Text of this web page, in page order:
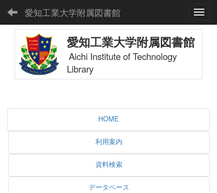
愛知工業大学附属図書館
愛知工業大学附属図書館
Aichi Institute of Technology
Library
HOME
利用案内
資料検索
データベース